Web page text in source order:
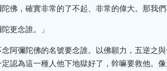
佛，確實非常的了不起、非常的偉大。那我
更念誰。」
阿彌陀佛的名號要念誰。以佛願力，五逆之
認為這一種人他下地獄好了，幹嘛要救他。